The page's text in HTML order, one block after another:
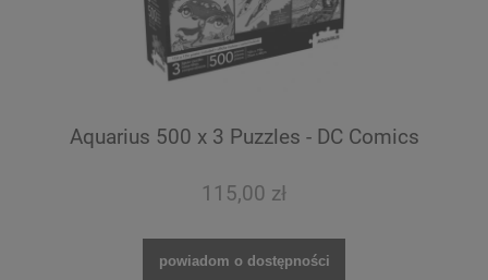
Aquarius 500 x 3 Puzzles - DC Comics
115,00 zł
powiadom o dostępności